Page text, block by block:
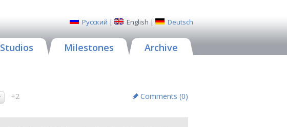
Русский | English | Deutsch
Studios Milestones Archive
+2 Comments (0)